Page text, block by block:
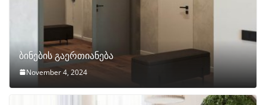
ბინების გაერთიანება
November 4, 2024